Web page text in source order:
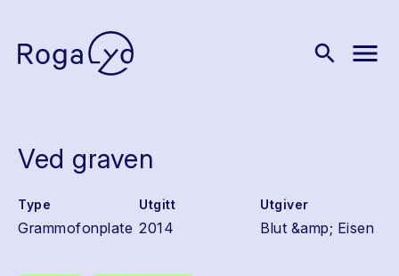
search menu
Ved graven
Type
Grammofonplate
Utgitt
2014
Utgiver
Blut &amp; Eisen